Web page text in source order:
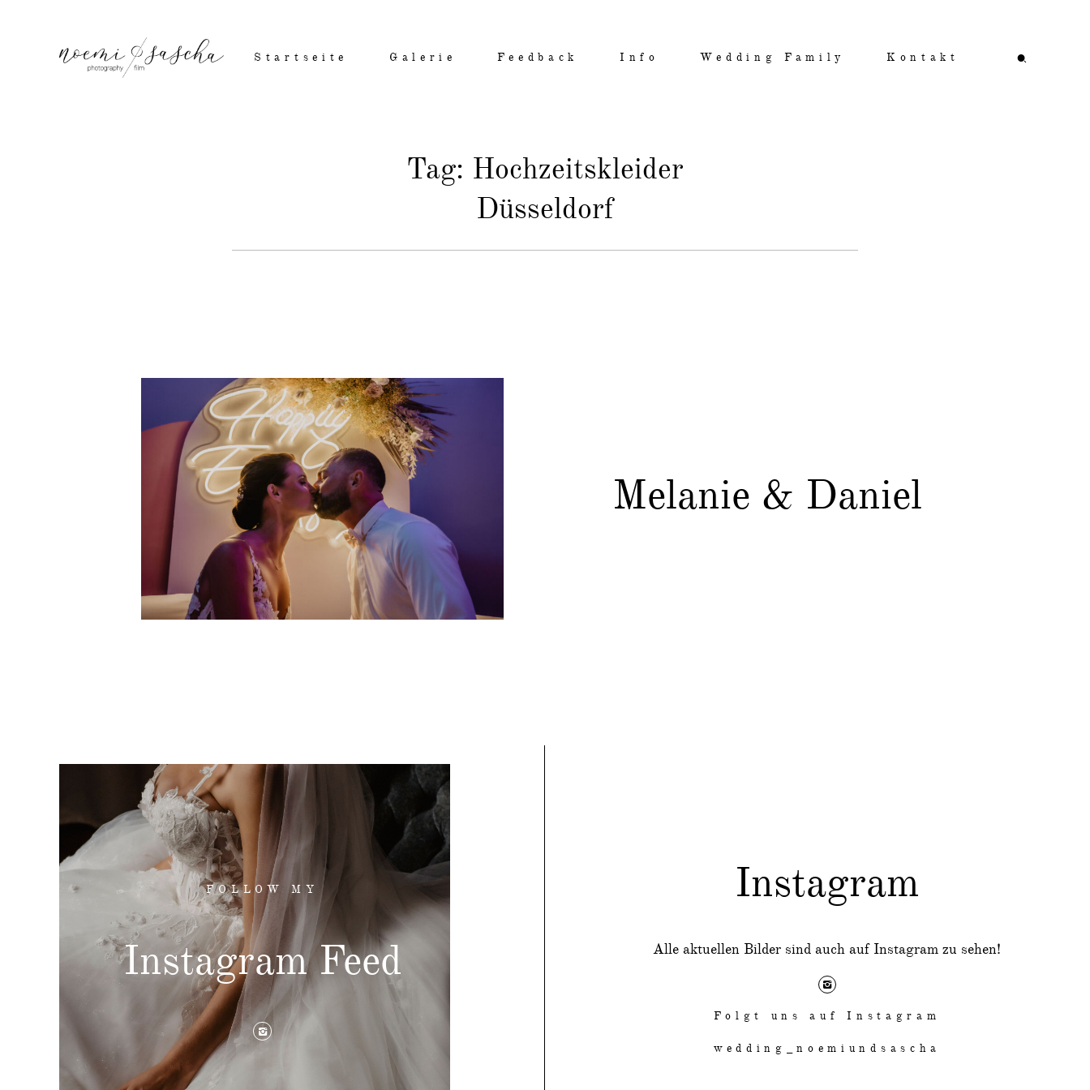
Startseite Galerie Feedback Info Wedding Family Kontakt
Tag: Hochzeitskleider
Düsseldorf
Melanie & Daniel
FOLLOW MY
Instagram Feed
Instagram
Alle aktuellen Bilder sind auch auf Instagram zu sehen!
Folgt uns auf Instagram
wedding_noemiundsascha